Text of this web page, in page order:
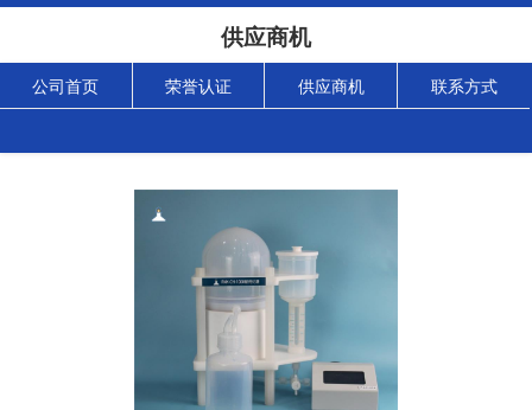
供应商机
公司首页 荣誉认证 供应商机 联系方式